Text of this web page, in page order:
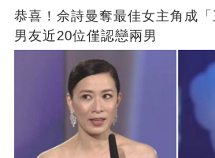
恭喜！佘詩曼奪最佳女主角成
男友近20位僅認戀兩男